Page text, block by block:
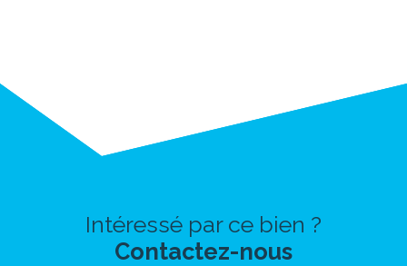
Intéressé par ce bien ?
Contactez-nous